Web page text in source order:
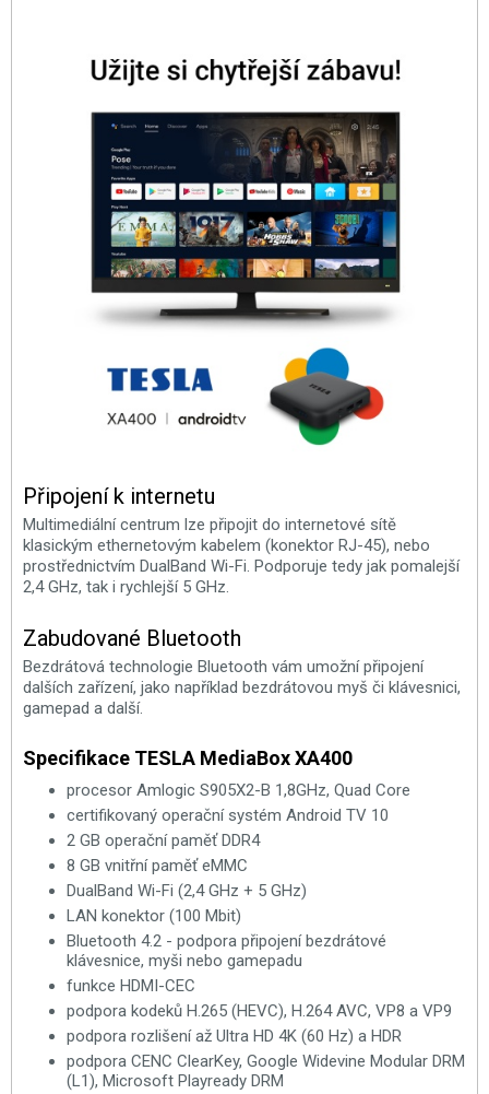
Připojení k internetu
Multimediální centrum lze připojit do internetové sítě
klasickým ethernetovým kabelem (konektor RJ-45), nebo
prostřednictvím DualBand Wi-Fi. Podporuje tedy jak pomalejší
2,4 GHz, tak i rychlejší 5 GHz.
Zabudované Bluetooth
Bezdrátová technologie Bluetooth vám umožní připojení
dalších zařízení, jako například bezdrátovou myš či klávesnici,
gamepad a další.
Specifikace TESLA MediaBox XA400
procesor Amlogic S905X2-B 1,8GHz, Quad Core
certifikovaný operační systém Android TV 10
2 GB operační paměť DDR4
8 GB vnitřní paměť eMMC
DualBand Wi-Fi (2,4 GHz + 5 GHz)
LAN konektor (100 Mbit)
Bluetooth 4.2 - podpora připojení bezdrátové
klávesnice, myši nebo gamepadu
funkce HDMI-CEC
podpora kodeků H.265 (HEVC), H.264 AVC, VP8 a VP9
podpora rozlišení až Ultra HD 4K (60 Hz) a HDR
podpora CENC ClearKey, Google Widevine Modular DRM
(L1), Microsoft Playready DRM